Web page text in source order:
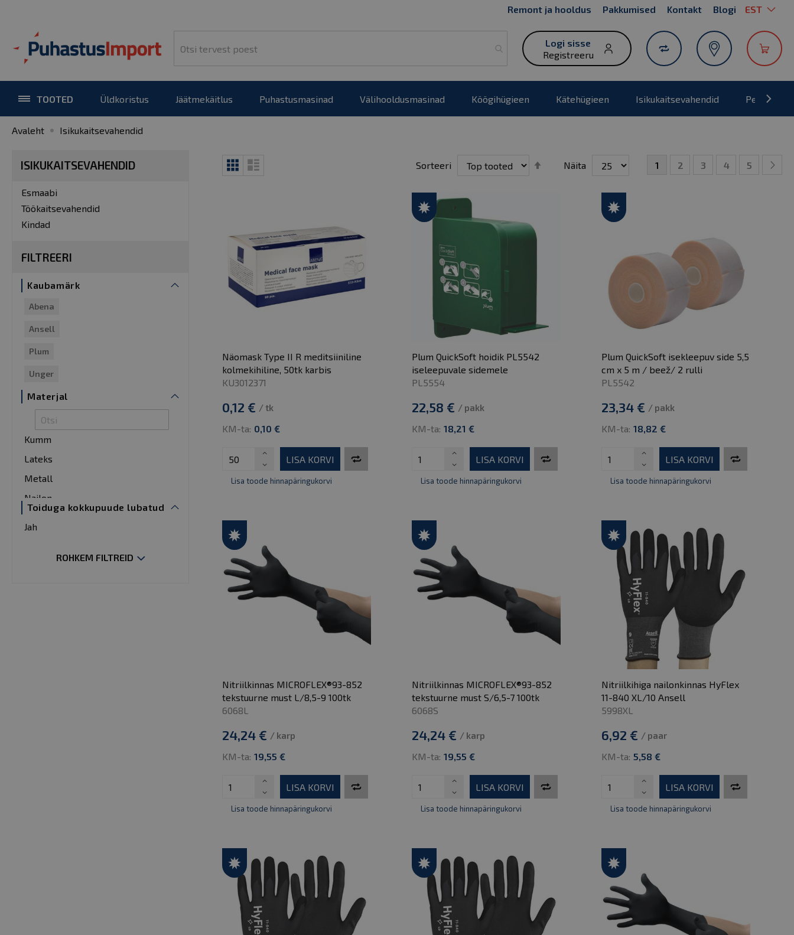
Remont ja hooldus Pakkumised Kontakt Blogi Keel
EST
Logi sisse
Registreeru
TOOTED Üldkoristus Jäätmekäitlus Puhastusmasinad Välihooldusmasinad Köögihügieen Kätehügieen Isikukaitsevahendid Pesumajad
Avaleht Isikukaitsevahendid
View
as
Tabel Sorteeri
Järjesta
Näita Page
You're currently reading page
1 Page
2 Page
3 Page
4 Page
5 Page
Edasi
Näomask Type II R meditsiiniline
kolmekihiline, 50tk karbis
KU3012371
0,12 € / tk
KM-ta: 0,10 €
LISA KORVI
Lisa toode hinnapäringukorvi
Plum QuickSoft hoidik PL5542
iseleepuvale sidemele
PL5554
22,58 € / pakk
KM-ta: 18,21 €
LISA KORVI
Lisa toode hinnapäringukorvi
Plum QuickSoft isekleepuv side 5,5
cm x 5 m / beež/ 2 rulli
PL5542
23,34 € / pakk
KM-ta: 18,82 €
LISA KORVI
Lisa toode hinnapäringukorvi
Nitriilkinnas MICROFLEX®93-852
tekstuurne must L/8,5-9 100tk
6068L
24,24 € / karp
KM-ta: 19,55 €
LISA KORVI
Lisa toode hinnapäringukorvi
Nitriilkinnas MICROFLEX®93-852
tekstuurne must S/6,5-7 100tk
6068S
24,24 € / karp
KM-ta: 19,55 €
LISA KORVI
Lisa toode hinnapäringukorvi
Nitriilkihiga nailonkinnas HyFlex
11-840 XL/10 Ansell
5998XL
6,92 € / paar
KM-ta: 5,58 €
LISA KORVI
Lisa toode hinnapäringukorvi
ISIKUKAITSEVAHENDID
Esmaabi
Töökaitsevahendid
Kindad
FILTREERI
Kaubamärk
Abena
Ansell
Plum
Unger
Materjal
Kumm
Lateks
Metall
Nailon
Toiduga kokkupuude lubatud
Jah
ROHKEM FILTREID